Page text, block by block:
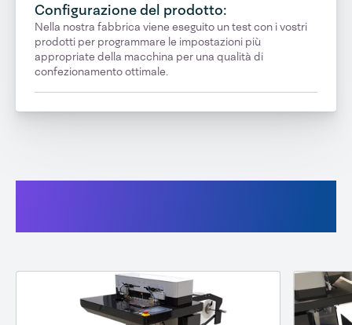
Configurazione del prodotto:
Nella nostra fabbrica viene eseguito un test con i vostri
prodotti per programmare le impostazioni più
appropriate della macchina per una qualità di
confezionamento ottimale.